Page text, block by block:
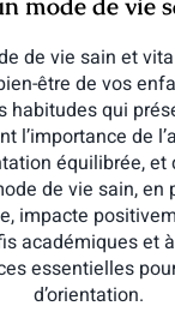
de vie sain et
être de vos
habitudes qui
l’importance de
équilibrée, et
de vie sain, en
impacte
académiques et
essentielles
d’orientation.